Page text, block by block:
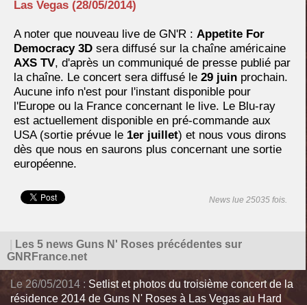
Las Vegas (28/05/2014)
A noter que nouveau live de GN'R : Appetite For
Democracy 3D sera diffusé sur la chaîne américaine
AXS TV, d'après un communiqué de presse publié par
la chaîne. Le concert sera diffusé le 29 juin prochain.
Aucune info n'est pour l'instant disponible pour
l'Europe ou la France concernant le live. Le Blu-ray
est actuellement disponible en pré-commande aux
USA (sortie prévue le 1er juillet) et nous vous dirons
dès que nous en saurons plus concernant une sortie
européenne.
News lue 25035 fois.
Les 5 news Guns N' Roses précédentes sur
GNRFrance.net
Le 26/05/2014 : Setlist et photos du troisième concert de la
résidence 2014 de Guns N' Roses à Las Vegas au Hard